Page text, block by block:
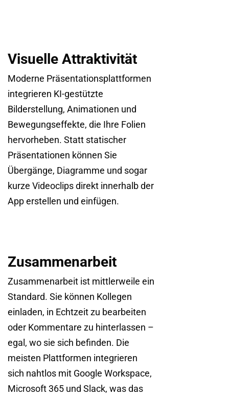
Visuelle Attraktivität
Moderne Präsentationsplattformen
integrieren KI-gestützte
Bilderstellung, Animationen und
Bewegungseffekte, die Ihre Folien
hervorheben. Statt statischer
Präsentationen können Sie
Übergänge, Diagramme und sogar
kurze Videoclips direkt innerhalb der
App erstellen und einfügen.
Zusammenarbeit
Zusammenarbeit ist mittlerweile ein
Standard. Sie können Kollegen
einladen, in Echtzeit zu bearbeiten
oder Kommentare zu hinterlassen –
egal, wo sie sich befinden. Die
meisten Plattformen integrieren
sich nahtlos mit Google Workspace,
Microsoft 365 und Slack, was das